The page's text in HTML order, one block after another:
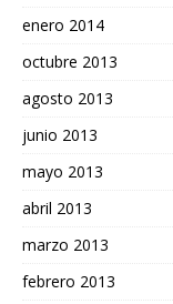
enero 2014
octubre 2013
agosto 2013
junio 2013
mayo 2013
abril 2013
marzo 2013
febrero 2013